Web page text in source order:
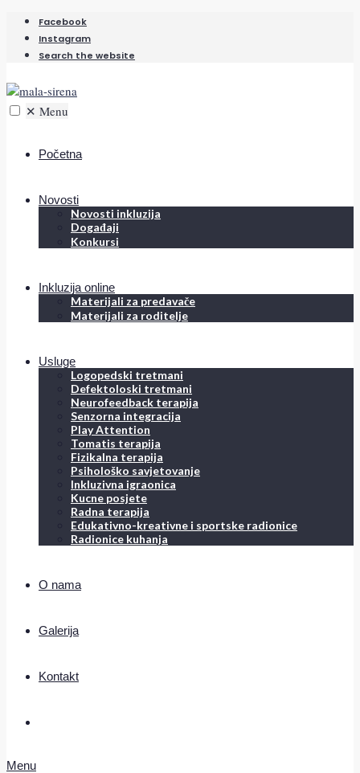
Facebook
Instagram
Search the website
✕ Menu
Početna
Novosti
Novosti inkluzija
Događaji
Konkursi
Inkluzija online
Materijali za predavače
Materijali za roditelje
Usluge
Logopedski tretmani
Defektoloski tretmani
Neurofeedback terapija
Senzorna integracija
Play Attention
Tomatis terapija
Fizikalna terapija
Psihološko savjetovanje
Inkluzivna igraonica
Kucne posjete
Radna terapija
Edukativno-kreativne i sportske radionice
Radionice kuhanja
O nama
Galerija
Kontakt
Menu